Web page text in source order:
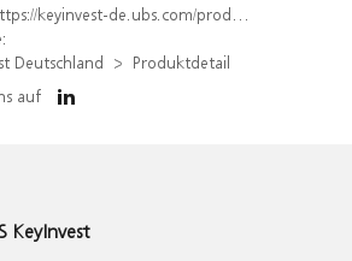
keyinvest-de.ubs.com/produkt/detail/index/isin/DE000WA07MF8
Deutschland
Produktdetail
auf
KeyInvest